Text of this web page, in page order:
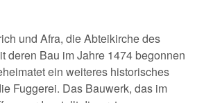
und Afra, die Abteikirche des
deren Bau im Jahre 1474 begonnen
ein weiteres historisches
Fuggerei. Das Bauwerk, das im